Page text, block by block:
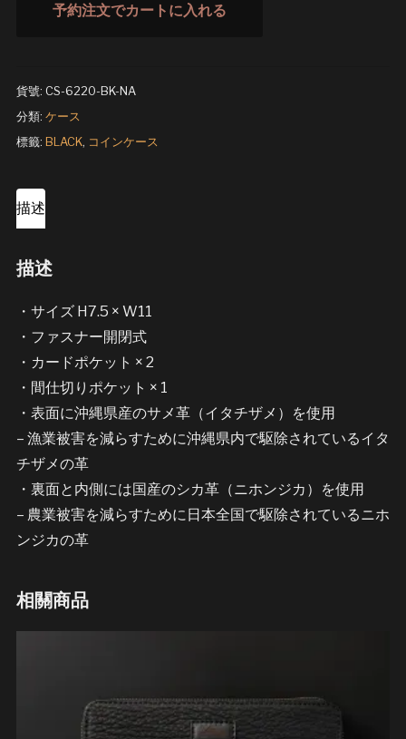
ス
BLACK
數
予約注文でカートに入れる
貨號: CS-6220-BK-NA
分類: ケース
標籤: BLACK, コインケース
描述
描述
・サイズ H7.5 × W11
・ファスナー開閉式
・カードポケット × 2
・間仕切りポケット × 1
・表面に沖縄県産のサメ革（イタチザメ）を使用
– 漁業被害を減らすために沖縄県内で駆除されているイタ
チザメの革
・裏面と内側には国産のシカ革（ニホンジカ）を使用
– 農業被害を減らすために日本全国で駆除されているニホ
ンジカの革
相關商品